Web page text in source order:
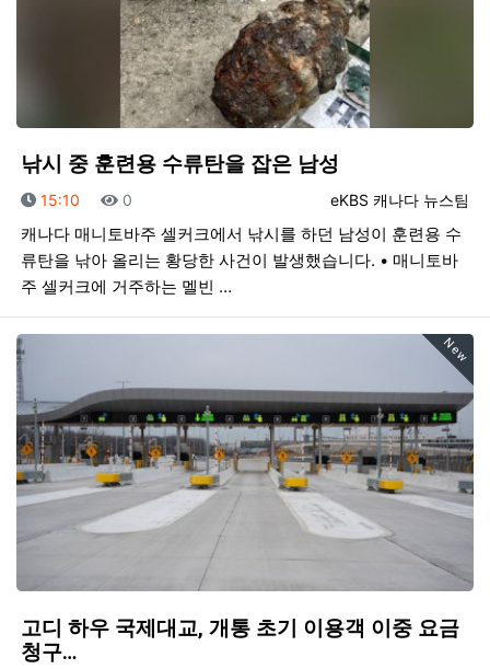
낚시 중 훈련용 수류탄을 잡은 남성
등록자
eKBS 캐나다 뉴스팀
등록일
15:10 조회
0
캐나다 매니토바주 셀커크에서 낚시를 하던 남성이 훈련용 수
류탄을 낚아 올리는 황당한 사건이 발생했습니다. • 매니토바
주 셀커크에 거주하는 멜빈 …
New
고디 하우 국제대교, 개통 초기 이용객 이중 요금
청구…